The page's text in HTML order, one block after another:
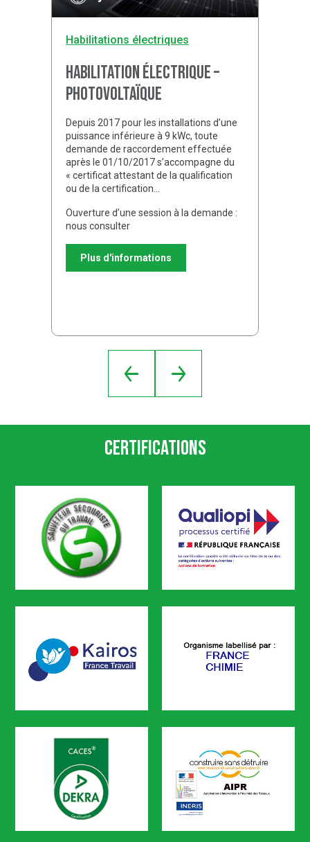
Habilitations électriques
Habilitation électrique –
Photovoltaïque
Depuis 2017 pour les installations d’une
puissance inférieure à 9 kWc, toute
demande de raccordement effectuée
après le 01/10/2017 s’accompagne du
« certificat attestant de la qualification
ou de la certification…
Ouverture d’une session à la demande :
nous consulter
Plus d'informations
Certifications
SST Qualiopi
KAIROS FRANCE CHIMIE
CACES AIPR